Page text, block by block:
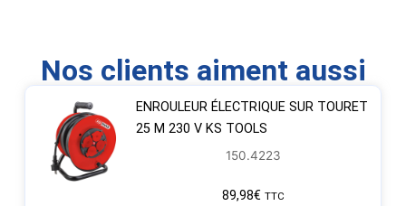
Nos clients aiment aussi
ENROULEUR ÉLECTRIQUE SUR TOURET
25 M 230 V KS TOOLS
150.4223
89,98€ TTC